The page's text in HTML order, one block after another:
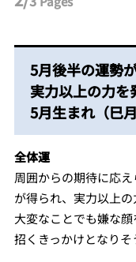
5月後半の運勢
実力以上の力を
5月生まれ（
全体運
周囲からの期待に応
が得られ、実力以上の
大変なことでも嫌な
招くきっかけとなりそ